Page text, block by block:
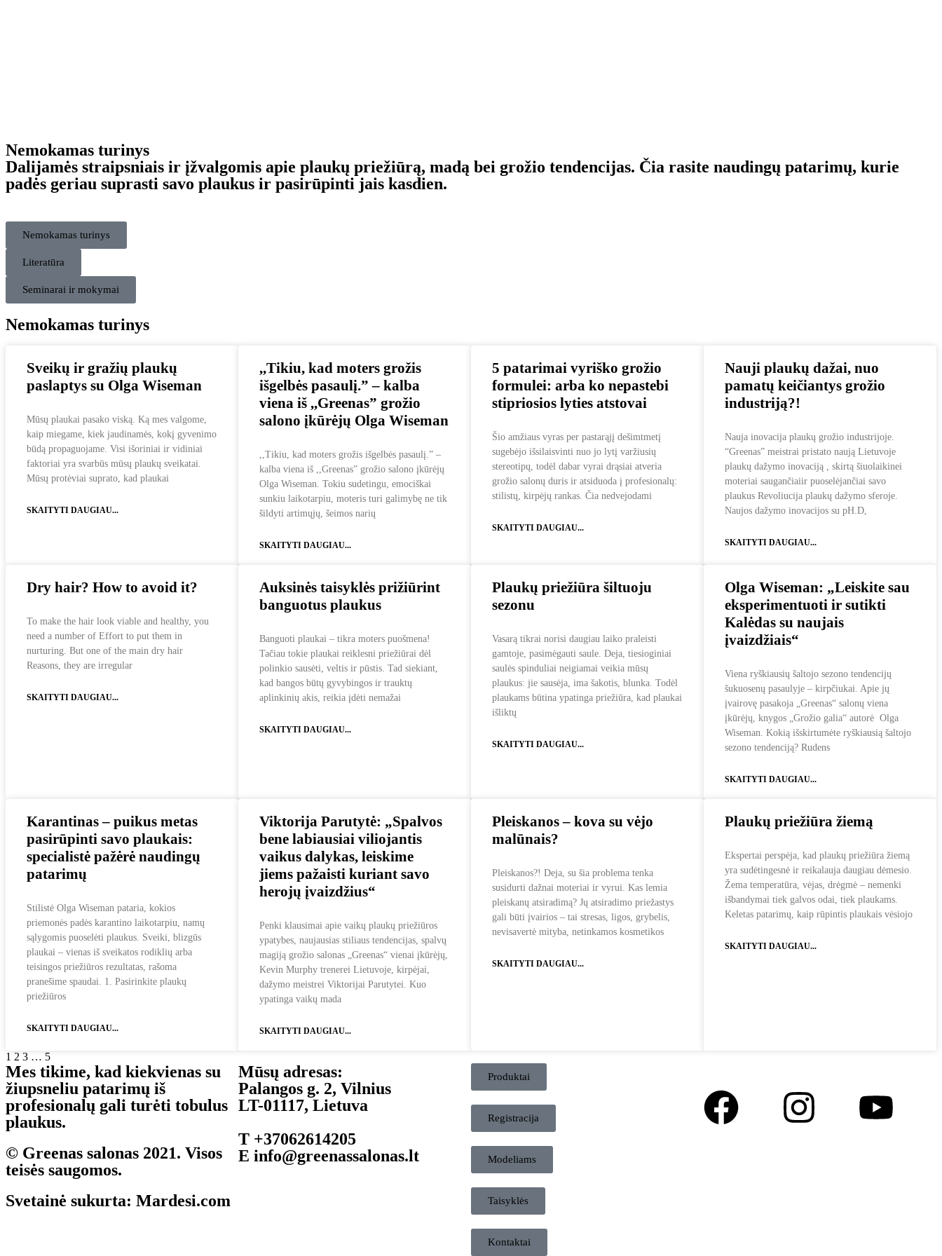
Nemokamas turinys
Dalijamės straipsniais ir įžvalgomis apie plaukų priežiūrą, madą bei grožio tendencijas. Čia rasite naudingų patarimų, kurie
padės geriau suprasti savo plaukus ir pasirūpinti jais kasdien.
Nemokamas turinys
Literatūra
Seminarai ir mokymai
Nemokamas turinys
Sveikų ir gražių plaukų
paslaptys su Olga Wiseman
Mūsų plaukai pasako viską. Ką mes valgome,
kaip miegame, kiek jaudinamės, kokį gyvenimo
būdą propaguojame. Visi išoriniai ir vidiniai
faktoriai yra svarbūs mūsų plaukų sveikatai.
Mūsų protėviai suprato, kad plaukai
SKAITYTI DAUGIAU...
,,Tikiu, kad moters grožis
išgelbės pasaulį.” – kalba
viena iš ,,Greenas” grožio
salono įkūrėjų Olga Wiseman
,,Tikiu, kad moters grožis išgelbės pasaulį.” –
kalba viena iš ,,Greenas” grožio salono įkūrėjų
Olga Wiseman. Tokiu sudetingu, emociškai
sunkiu laikotarpiu, moteris turi galimybę ne tik
šildyti artimųjų, šeimos narių
SKAITYTI DAUGIAU...
5 patarimai vyriško grožio
formulei: arba ko nepastebi
stipriosios lyties atstovai
Šio amžiaus vyras per pastarąjį dešimtmetį
sugebėjo išsilaisvinti nuo jo lytį varžiusių
stereotipų, todėl dabar vyrai drąsiai atveria
grožio salonų duris ir atsiduoda į profesionalų:
stilistų, kirpėjų rankas. Čia nedvejodami
SKAITYTI DAUGIAU...
Nauji plaukų dažai, nuo
pamatų keičiantys grožio
industriją?!
Nauja inovacija plaukų grožio industrijoje.
“Greenas” meistrai pristato naują Lietuvoje
plaukų dažymo inovaciją , skirtą šiuolaikinei
moteriai saugančiaiir puoselėjančiai savo
plaukus Revoliucija plaukų dažymo sferoje.
Naujos dažymo inovacijos su pH.D,
SKAITYTI DAUGIAU...
Dry hair? How to avoid it?
To make the hair look viable and healthy, you
need a number of Effort to put them in
nurturing. But one of the main dry hair
Reasons, they are irregular
SKAITYTI DAUGIAU...
Auksinės taisyklės prižiūrint
banguotus plaukus
Banguoti plaukai – tikra moters puošmena!
Tačiau tokie plaukai reiklesni priežiūrai dėl
polinkio sausėti, veltis ir pūstis. Tad siekiant,
kad bangos būtų gyvybingos ir trauktų
aplinkinių akis, reikia įdėti nemažai
SKAITYTI DAUGIAU...
Plaukų priežiūra šiltuoju
sezonu
Vasarą tikrai norisi daugiau laiko praleisti
gamtoje, pasimėgauti saule. Deja, tiesioginiai
saulės spinduliai neigiamai veikia mūsų
plaukus: jie sausėja, ima šakotis, blunka. Todėl
plaukams būtina ypatinga priežiūra, kad plaukai
išliktų
SKAITYTI DAUGIAU...
Olga Wiseman: „Leiskite sau
eksperimentuoti ir sutikti
Kalėdas su naujais
įvaizdžiais“
Viena ryškiausių šaltojo sezono tendencijų
šukuosenų pasaulyje – kirpčiukai. Apie jų
įvairovę pasakoja „Greenas“ salonų viena
įkūrėjų, knygos „Grožio galia“ autorė Olga
Wiseman. Kokią išskirtumėte ryškiausią šaltojo
sezono tendenciją? Rudens
SKAITYTI DAUGIAU...
Karantinas – puikus metas
pasirūpinti savo plaukais:
specialistė pažėrė naudingų
patarimų
Stilistė Olga Wiseman pataria, kokios
priemonės padės karantino laikotarpiu, namų
sąlygomis puoselėti plaukus. Sveiki, blizgūs
plaukai – vienas iš sveikatos rodiklių arba
teisingos priežiūros rezultatas, rašoma
pranešime spaudai. 1. Pasirinkite plaukų
priežiūros
SKAITYTI DAUGIAU...
Viktorija Parutytė: „Spalvos
bene labiausiai viliojantis
vaikus dalykas, leiskime
jiems pažaisti kuriant savo
herojų įvaizdžius“
Penki klausimai apie vaikų plaukų priežiūros
ypatybes, naujausias stiliaus tendencijas, spalvų
magiją grožio salonas „Greenas“ vienai įkūrėjų,
Kevin Murphy trenerei Lietuvoje, kirpėjai,
dažymo meistrei Viktorijai Parutytei. Kuo
ypatinga vaikų mada
SKAITYTI DAUGIAU...
Pleiskanos – kova su vėjo
malūnais?
Pleiskanos?! Deja, su šia problema tenka
susidurti dažnai moteriai ir vyrui. Kas lemia
pleiskanų atsiradimą? Jų atsiradimo priežastys
gali būti įvairios – tai stresas, ligos, grybelis,
nevisavertė mityba, netinkamos kosmetikos
SKAITYTI DAUGIAU...
Plaukų priežiūra žiemą
Ekspertai perspėja, kad plaukų priežiūra žiemą
yra sudėtingesnė ir reikalauja daugiau dėmesio.
Žema temperatūra, vėjas, drėgmė – nemenki
išbandymai tiek galvos odai, tiek plaukams.
Keletas patarimų, kaip rūpintis plaukais vėsiojo
SKAITYTI DAUGIAU...
1 2 3 … 5
Mes tikime, kad kiekvienas su
žiupsneliu patarimų iš
profesionalų gali turėti tobulus
plaukus.
© Greenas salonas 2021. Visos
teisės saugomos.
Svetainė sukurta: Mardesi.com
Mūsų adresas:
Palangos g. 2, Vilnius
LT-01117, Lietuva
T +37062614205
E info@greenassalonas.lt
Produktai
Registracija
Modeliams
Taisyklės
Kontaktai